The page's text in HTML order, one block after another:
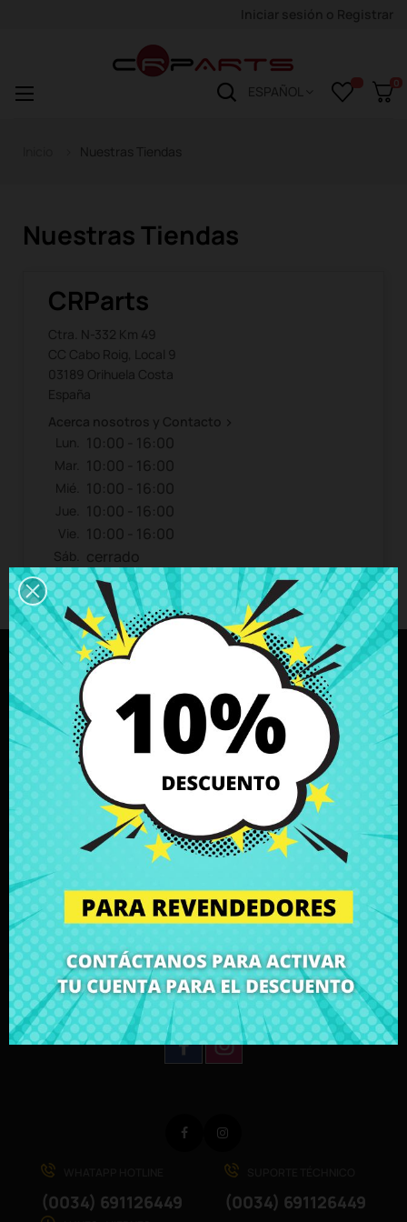
ESPAÑOL
0
Navegación
☰
Nuestras Tiendas
CRParts
Ctra. N-332 Km 49
CC Cabo Roig, Local 9
03189 Orihuela Costa
España
Acerca nosotros y Contacto 
Lun. 10:00 - 16:00
Mar. 10:00 - 16:00
Mié. 10:00 - 16:00
Jue. 10:00 - 16:00
Vie. 10:00 - 16:00
Sáb. cerrado
Dom. cerrado
Especialistas en
repuestos portátiles
CR-Parts se estableció en 2012 para atender al
tiempo nos hemos consolidado como la tienda
online de recambios de ordenador y portátiles
SÌGANOS:
(0034) 691126449 (0034) 691126449
Facebook